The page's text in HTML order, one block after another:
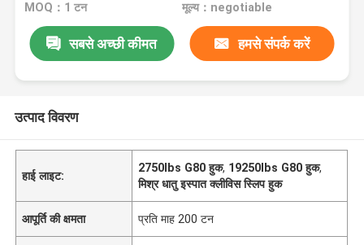
MOQ：1 टन मूल्य：negotiable
सबसे अच्छी कीमत हमसे संपर्क करें
उत्पाद विवरण
हाई लाइट:
2750lbs G80 हुक, 19250lbs G80 हुक,
मिश्र धातु इस्पात क्लीविस स्लिप हुक
आपूर्ति की क्षमता प्रति माह 200 टन